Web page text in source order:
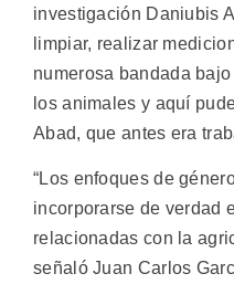
investigación Daniubis
limpiar, realizar
numerosa bandada
los animales y aquí
Abad, que antes era
“Los enfoques de
incorporarse de verdad
relacionadas con la
señaló Juan Carlos